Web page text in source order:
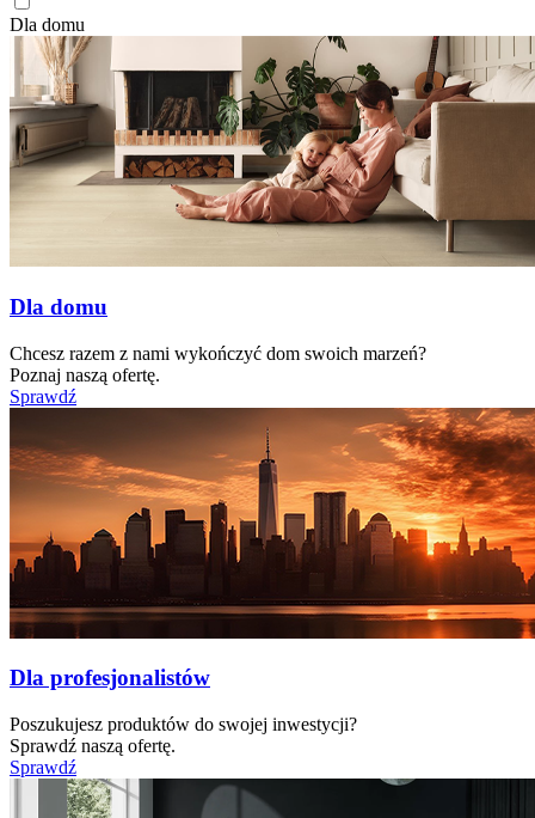
Dla domu
Dla domu
Chcesz razem z nami wykończyć dom swoich marzeń?
Poznaj naszą ofertę.
Sprawdź
Dla profesjonalistów
Poszukujesz produktów do swojej inwestycji?
Sprawdź naszą ofertę.
Sprawdź